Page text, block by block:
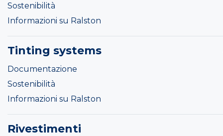
Sostenibilità
Informazioni su Ralston
Tinting systems
Documentazione
Sostenibilità
Informazioni su Ralston
Rivestimenti